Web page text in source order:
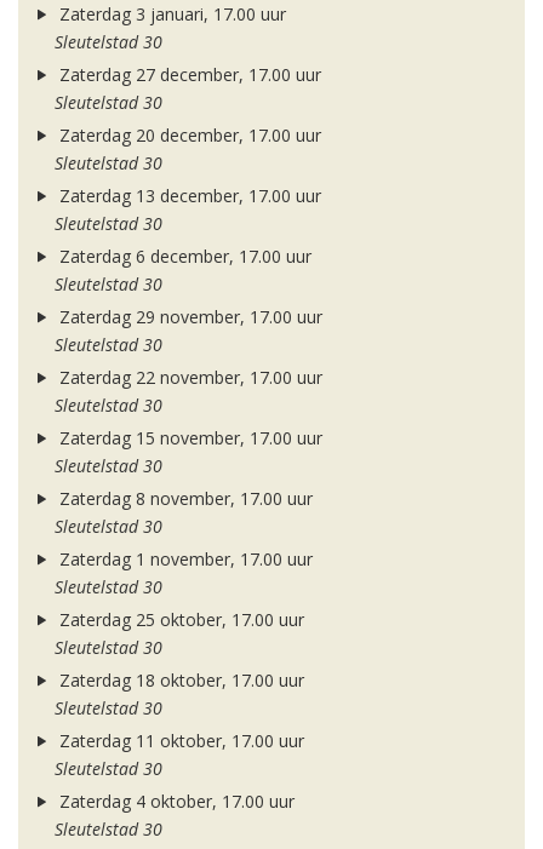
Zaterdag 3 januari, 17.00 uur
Sleutelstad 30
Zaterdag 27 december, 17.00 uur
Sleutelstad 30
Zaterdag 20 december, 17.00 uur
Sleutelstad 30
Zaterdag 13 december, 17.00 uur
Sleutelstad 30
Zaterdag 6 december, 17.00 uur
Sleutelstad 30
Zaterdag 29 november, 17.00 uur
Sleutelstad 30
Zaterdag 22 november, 17.00 uur
Sleutelstad 30
Zaterdag 15 november, 17.00 uur
Sleutelstad 30
Zaterdag 8 november, 17.00 uur
Sleutelstad 30
Zaterdag 1 november, 17.00 uur
Sleutelstad 30
Zaterdag 25 oktober, 17.00 uur
Sleutelstad 30
Zaterdag 18 oktober, 17.00 uur
Sleutelstad 30
Zaterdag 11 oktober, 17.00 uur
Sleutelstad 30
Zaterdag 4 oktober, 17.00 uur
Sleutelstad 30